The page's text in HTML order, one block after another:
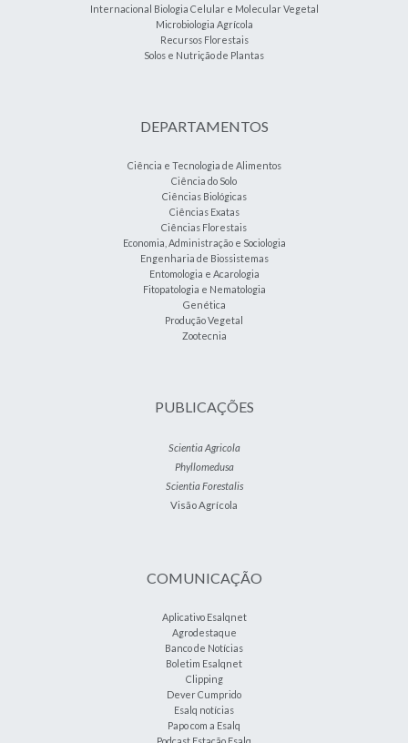
Internacional Biologia Celular e Molecular Vegetal
Microbiologia Agrícola
Recursos Florestais
Solos e Nutrição de Plantas
DEPARTAMENTOS
Ciência e Tecnologia de Alimentos
Ciência do Solo
Ciências Biológicas
Ciências Exatas
Ciências Florestais
Economia, Administração e Sociologia
Engenharia de Biossistemas
Entomologia e Acarologia
Fitopatologia e Nematologia
Genética
Produção Vegetal
Zootecnia
PUBLICAÇÕES
Scientia Agricola
Phyllomedusa
Scientia Forestalis
Visão Agrícola
COMUNICAÇÃO
Aplicativo Esalqnet
Agrodestaque
Banco de Notícias
Boletim Esalqnet
Clipping
Dever Cumprido
Esalq notícias
Papo com a Esalq